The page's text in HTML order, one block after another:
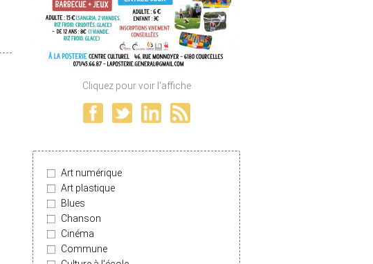
Cliquez pour voir l'affiche
Art numérique
Art plastique
Blues
Chanson
Cinéma
Commune